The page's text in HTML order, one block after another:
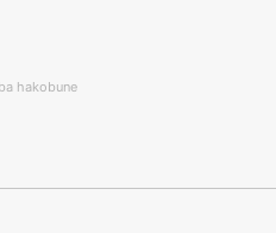
hakobune